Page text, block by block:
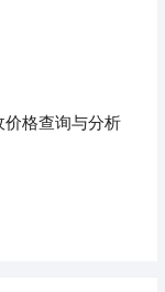
价格查询与分析